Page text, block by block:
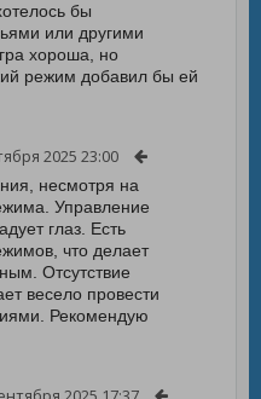
бы
или другими
хороша, но
режим добавил бы ей
2025 23:00
несмотря на
Управление
глаз. Есть
что делает
Отсутствие
весело провести
Рекомендую